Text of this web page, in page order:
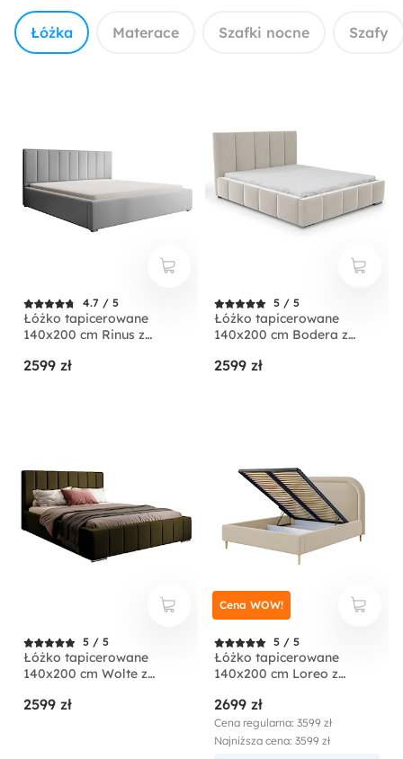
Łóżka Materace Szafki nocne Szafy
4.7 / 5
Łóżko tapicerowane
140x200 cm Rinus z
tkaninie hydrofobowej
2599 zł
5 / 5
Łóżko tapicerowane
140x200 cm Bodera z
tkaninie hydrofobowej
2599 zł
5 / 5
Łóżko tapicerowane
140x200 cm Wolte z
welur
2599 zł
5 / 5
Łóżko tapicerowane
140x200 cm Loreo z
boucle
2699 zł
Cena regularna: 3599 zł
Najniższa cena: 3599 zł
Cena WOW!